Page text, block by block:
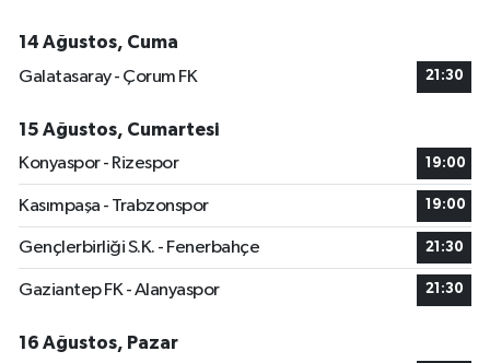
14 Ağustos, Cuma
Galatasaray - Çorum FK
21:30
15 Ağustos, Cumartesi
Konyaspor - Rizespor
19:00
Kasımpaşa - Trabzonspor 19:00
Gençlerbirliği S.K. - Fenerbahçe 21:30
Gaziantep FK - Alanyaspor 21:30
16 Ağustos, Pazar